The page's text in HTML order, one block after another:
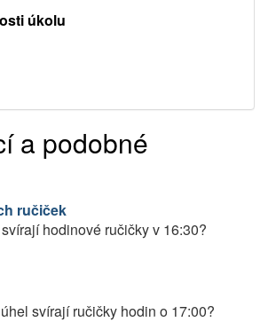
úkolu
a podobné
ručiček
hodinové ručičky v 16:30?
svírají ručičky hodin o 17:00?